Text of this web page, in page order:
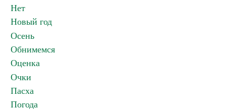
Нет
Новый год
Осень
Обнимемся
Оценка
Очки
Пасха
Погода